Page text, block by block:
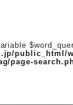
$words in
public_html/
page-
public_html/
page-